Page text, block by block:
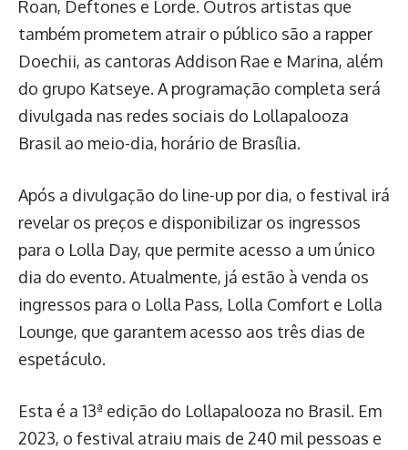
Roan, Deftones e Lorde. Outros artistas que
também prometem atrair o público são a rapper
Doechii, as cantoras Addison Rae e Marina, além
do grupo Katseye. A programação completa será
divulgada nas redes sociais do Lollapalooza
Brasil ao meio-dia, horário de Brasília.
Após a divulgação do line-up por dia, o festival irá
revelar os preços e disponibilizar os ingressos
para o Lolla Day, que permite acesso a um único
dia do evento. Atualmente, já estão à venda os
ingressos para o Lolla Pass, Lolla Comfort e Lolla
Lounge, que garantem acesso aos três dias de
espetáculo.
Esta é a 13ª edição do Lollapalooza no Brasil. Em
2023, o festival atraiu mais de 240 mil pessoas e